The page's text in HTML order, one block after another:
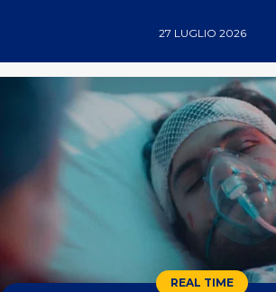
27 LUGLIO 2026
REAL TIME